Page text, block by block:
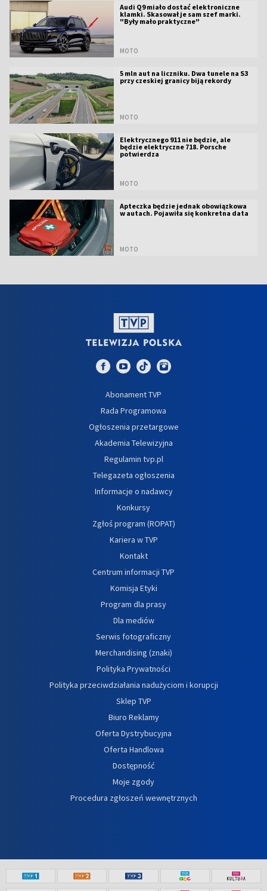
Audi Q9 miało dostać elektroniczne
klamki. Skasował je sam szef marki.
"Były mało praktyczne"
MOTO
5 mln aut na liczniku. Dwa tunele na S3
przy czeskiej granicy biją rekordy
MOTO
Elektrycznego 911 nie będzie, ale
będzie elektryczne 718. Porsche
potwierdza
MOTO
Apteczka będzie jednak obowiązkowa
w autach. Pojawiła się konkretna data
MOTO
Abonament TVP
Rada Programowa
Ogłoszenia przetargowe
Akademia Telewizyjna
Regulamin tvp.pl
Telegazeta ogłoszenia
Informacje o nadawcy
Konkursy
Zgłoś program (ROPAT)
Kariera w TVP
Kontakt
Centrum informacji TVP
Komisja Etyki
Program dla prasy
Dla mediów
Serwis fotograficzny
Merchandising (znaki)
Polityka Prywatności
Polityka przeciwdziałania nadużyciom i korupcji
Sklep TVP
Biuro Reklamy
Oferta Dystrybucyjna
Oferta Handlowa
Dostępność
Moje zgody
Procedura zgłoszeń wewnętrznych